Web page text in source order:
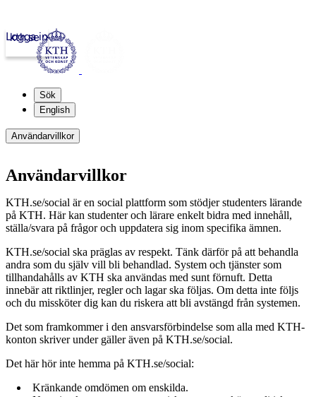
kth.se
Logga in
Sök
English
Användarvillkor
Användarvillkor
KTH.se/social är en social plattform som stödjer studenters lärande
på KTH. Här kan studenter och lärare enkelt bidra med innehåll,
ställa/svara på frågor och uppdatera sig inom specifika ämnen.
KTH.se/social ska präglas av respekt. Tänk därför på att behandla
andra som du själv vill bli behandlad. System och tjänster som
tillhandahålls av KTH ska användas med sunt förnuft. Detta
innebär att riktlinjer, regler och lagar ska följas. Om detta inte följs
och du missköter dig kan du riskera att bli avstängd från systemen.
Det som framkommer i den ansvarsförbindelse som alla med KTH-
konton skriver under gäller även på KTH.se/social.
Det här hör inte hemma på KTH.se/social:
Kränkande omdömen om enskilda.